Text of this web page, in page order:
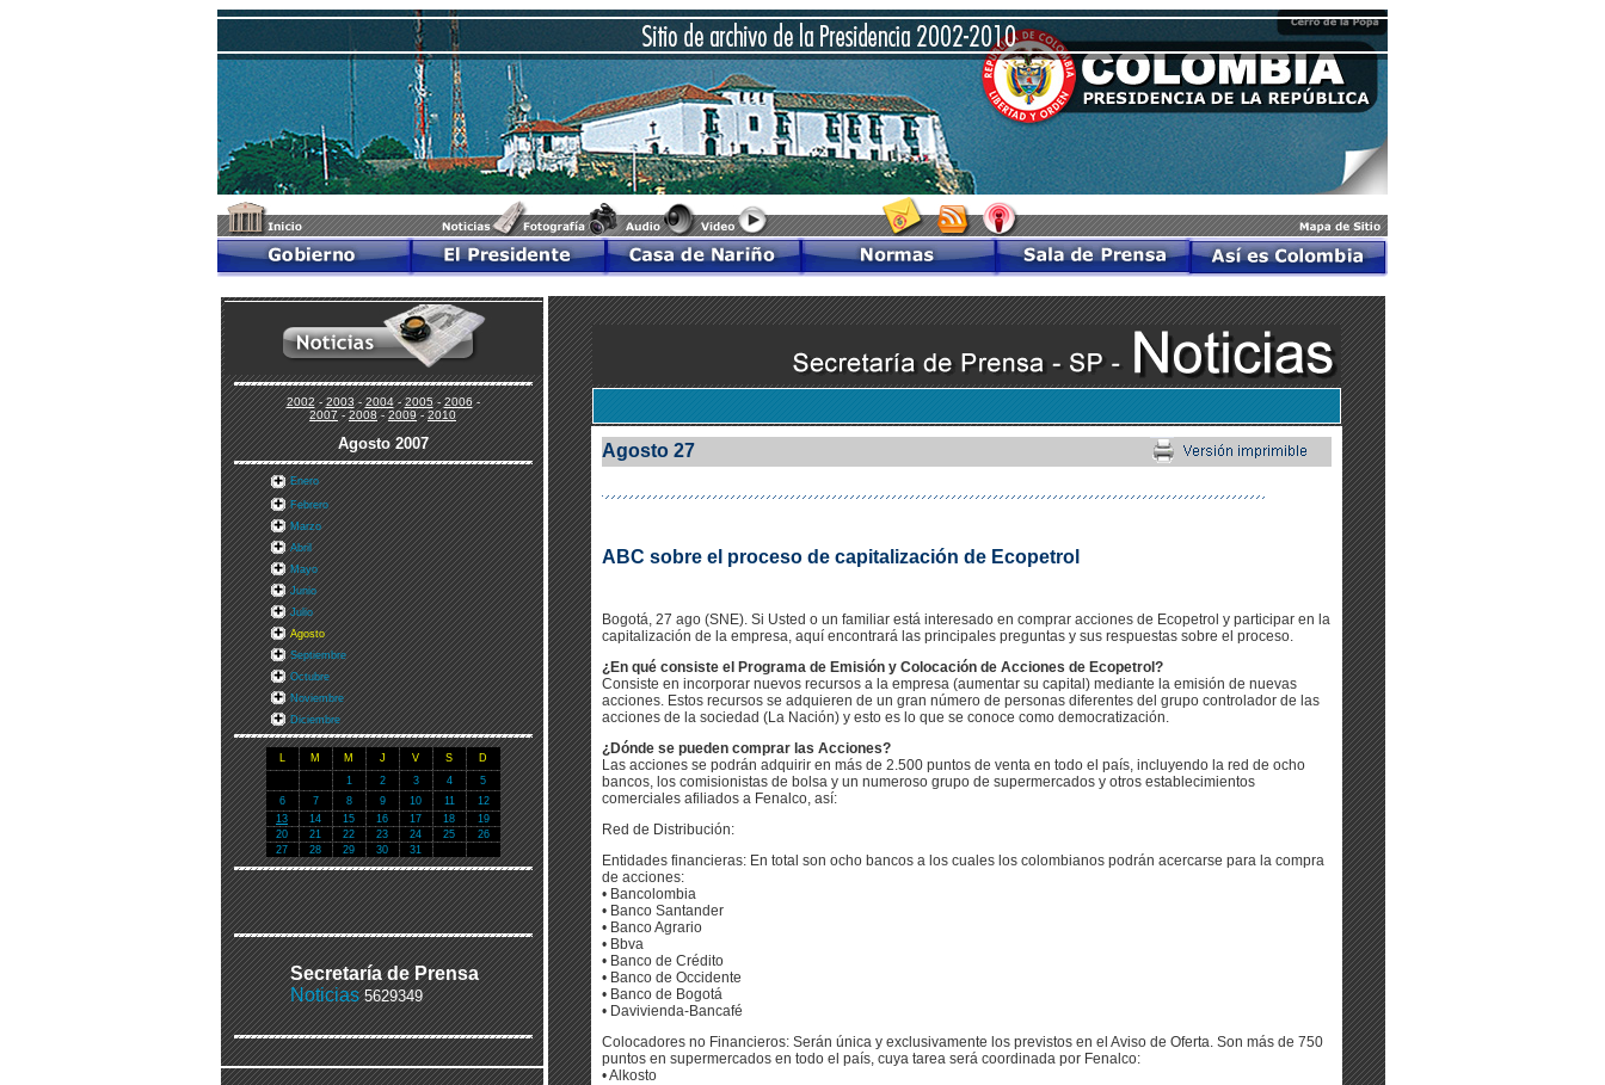
2002-2003-2004-2005-2006-
2007-2008-2009-2010
Agosto 2007
Enero
Febrero
Marzo
Abril
Mayo
Junio
Julio
Agosto
Septiembre
Octubre
Noviembre
Diciembre
L M M J V S
D
1
2 3 4
5
6
7 8 9 10 11
12
13
14 15 16 17 18
19
20
21 22 23 24 25
26
27
28 29 30 31
Secretaría de Prensa
Noticias 5629349
Agosto 27
ABC sobre el proceso de capitalización de Ecopetrol
Bogotá, 27 ago (SNE). Si Usted o un familiar está interesado en comprar acciones de Ecopetrol y participar en la
capitalización de la empresa, aquí encontrará las principales preguntas y sus respuestas sobre el proceso.
¿En qué consiste el Programa de Emisión y Colocación de Acciones de Ecopetrol?
Consiste en incorporar nuevos recursos a la empresa (aumentar su capital) mediante la emisión de nuevas
acciones. Estos recursos se adquieren de un gran número de personas diferentes del grupo controlador de las
acciones de la sociedad (La Nación) y esto es lo que se conoce como democratización.
¿Dónde se pueden comprar las Acciones?
Las acciones se podrán adquirir en más de 2.500 puntos de venta en todo el país, incluyendo la red de ocho
bancos, los comisionistas de bolsa y un numeroso grupo de supermercados y otros establecimientos
comerciales afiliados a Fenalco, así:
Red de Distribución:
Entidades financieras: En total son ocho bancos a los cuales los colombianos podrán acercarse para la compra
de acciones:
• Bancolombia
• Banco Santander
• Banco Agrario
• Bbva
• Banco de Crédito
• Banco de Occidente
• Banco de Bogotá
• Davivienda-Bancafé
Colocadores no Financieros: Serán única y exclusivamente los previstos en el Aviso de Oferta. Son más de 750
puntos en supermercados en todo el país, cuya tarea será coordinada por Fenalco:
• Alkosto